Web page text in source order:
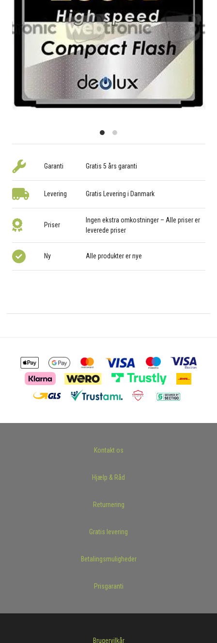
Garanti Gratis 5 års garanti
Levering Gratis Levering i Danmark
Priser
Ingen ekstra omkostninger – Alle priser er
leverede priser
Ny Alle produkter er nye
Kontakt os
Hjælp & Råd
Returnering
Gratis levering
Betalingsmuligheder
Prisgaranti
Brugervilkår